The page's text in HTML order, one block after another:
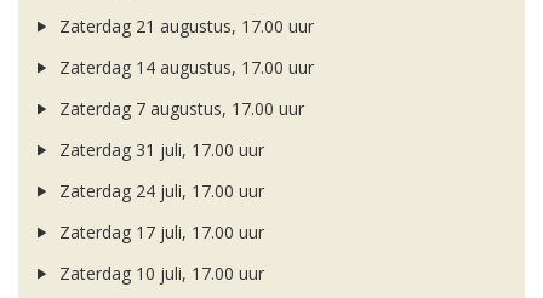
Zaterdag 21 augustus, 17.00 uur
Zaterdag 14 augustus, 17.00 uur
Zaterdag 7 augustus, 17.00 uur
Zaterdag 31 juli, 17.00 uur
Zaterdag 24 juli, 17.00 uur
Zaterdag 17 juli, 17.00 uur
Zaterdag 10 juli, 17.00 uur